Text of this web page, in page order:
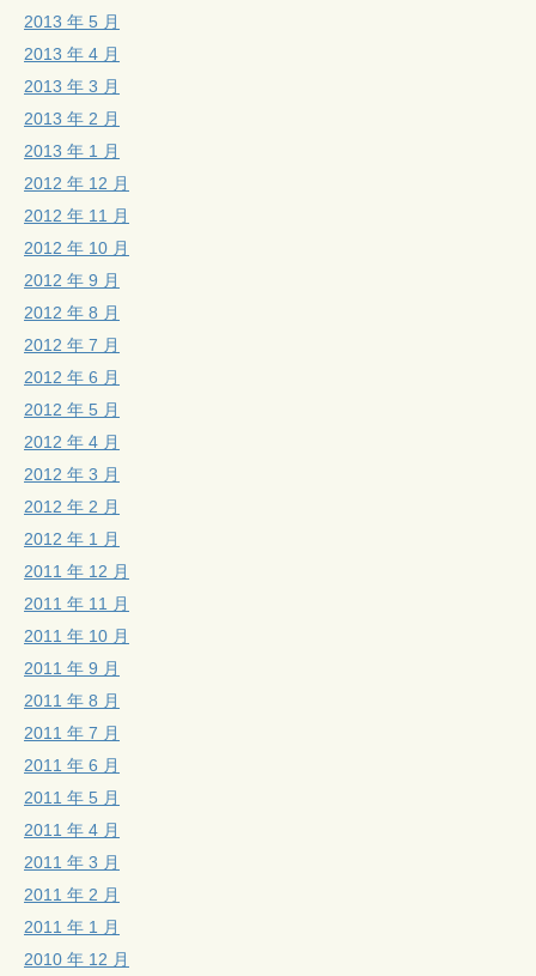
2013 年 5 月
2013 年 4 月
2013 年 3 月
2013 年 2 月
2013 年 1 月
2012 年 12 月
2012 年 11 月
2012 年 10 月
2012 年 9 月
2012 年 8 月
2012 年 7 月
2012 年 6 月
2012 年 5 月
2012 年 4 月
2012 年 3 月
2012 年 2 月
2012 年 1 月
2011 年 12 月
2011 年 11 月
2011 年 10 月
2011 年 9 月
2011 年 8 月
2011 年 7 月
2011 年 6 月
2011 年 5 月
2011 年 4 月
2011 年 3 月
2011 年 2 月
2011 年 1 月
2010 年 12 月